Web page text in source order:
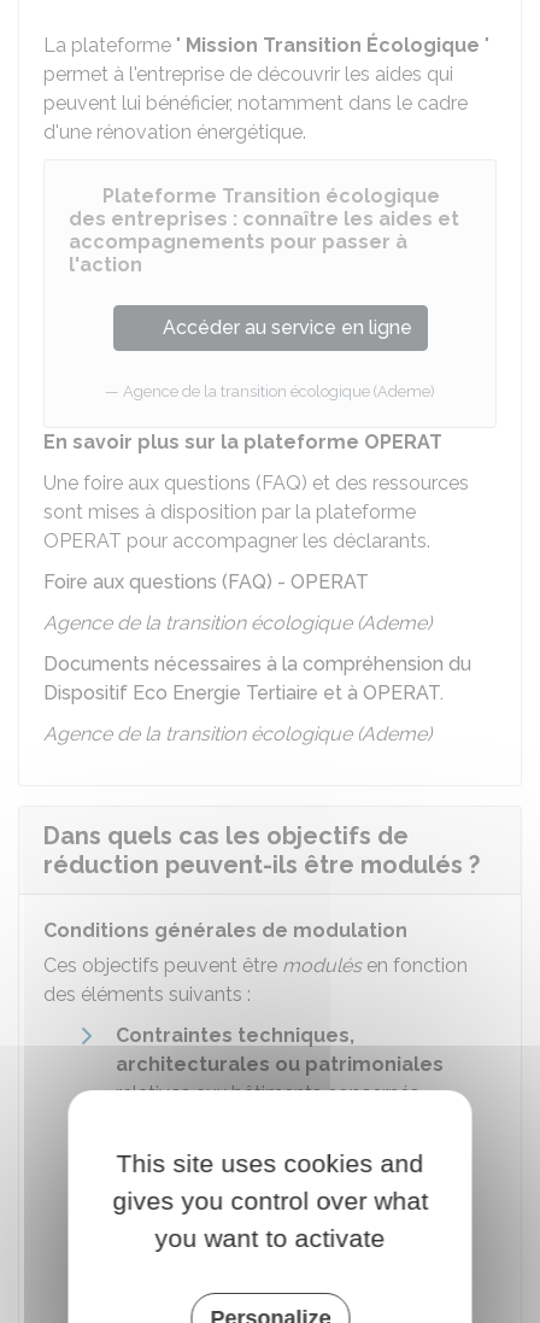
La plateforme " Mission Transition Écologique "
permet à l'entreprise de découvrir les aides qui
peuvent lui bénéficier, notamment dans le cadre
d'une rénovation énergétique.
Plateforme Transition écologique
des entreprises : connaître les aides et
accompagnements pour passer à
l'action
Accéder au service en ligne
Agence de la transition écologique (Ademe)
En savoir plus sur la plateforme OPERAT
Une foire aux questions (FAQ) et des ressources
sont mises à disposition par la plateforme
OPERAT pour accompagner les déclarants.
Foire aux questions (FAQ) - OPERAT
Agence de la transition écologique (Ademe)
Documents nécessaires à la compréhension du
Dispositif Eco Energie Tertiaire et à OPERAT.
Agence de la transition écologique (Ademe)
Dans quels cas les objectifs de
réduction peuvent-ils être modulés ?
Conditions générales de modulation
Ces objectifs peuvent être modulésen fonction
des éléments suivants :
Contraintes techniques,
architecturales ou patrimoniales
relatives aux bâtiments concernés
dans ces bâtiments ou duvolume
cette activité. Par exemple : un
changement de l'amplitude horaire
d'accueil du public peut modifier
dépensée par le bâtiment.
This site uses cookies and
gives you control over what
you want to activate
Personalize